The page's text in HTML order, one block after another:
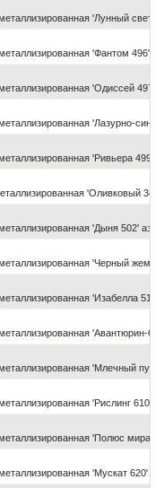
'Лунный свет
'Фантом 496'
'Одиссей 497'
'Лазурно-
'Ривьера 499'
'Оливковый
'Дыня 502'
'Черный
'Изабелла 515'
'Авантюрин-
'Млечный путь
'Рислинг 610'
'Полюс мира
'Мускат 620'